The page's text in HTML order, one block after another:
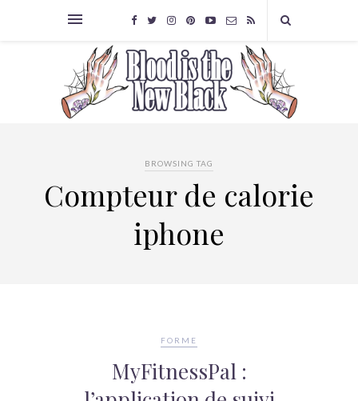
BROWSING TAG
Compteur de calorie
iphone
FORME
MyFitnessPal :